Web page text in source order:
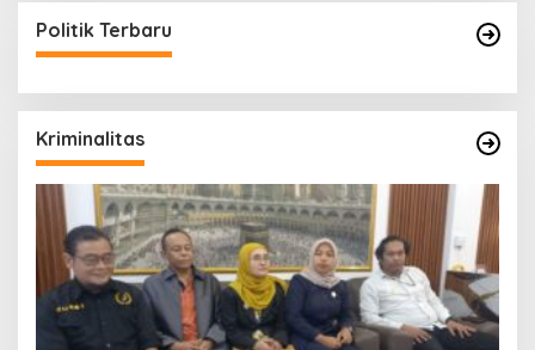
Politik Terbaru
Kriminalitas